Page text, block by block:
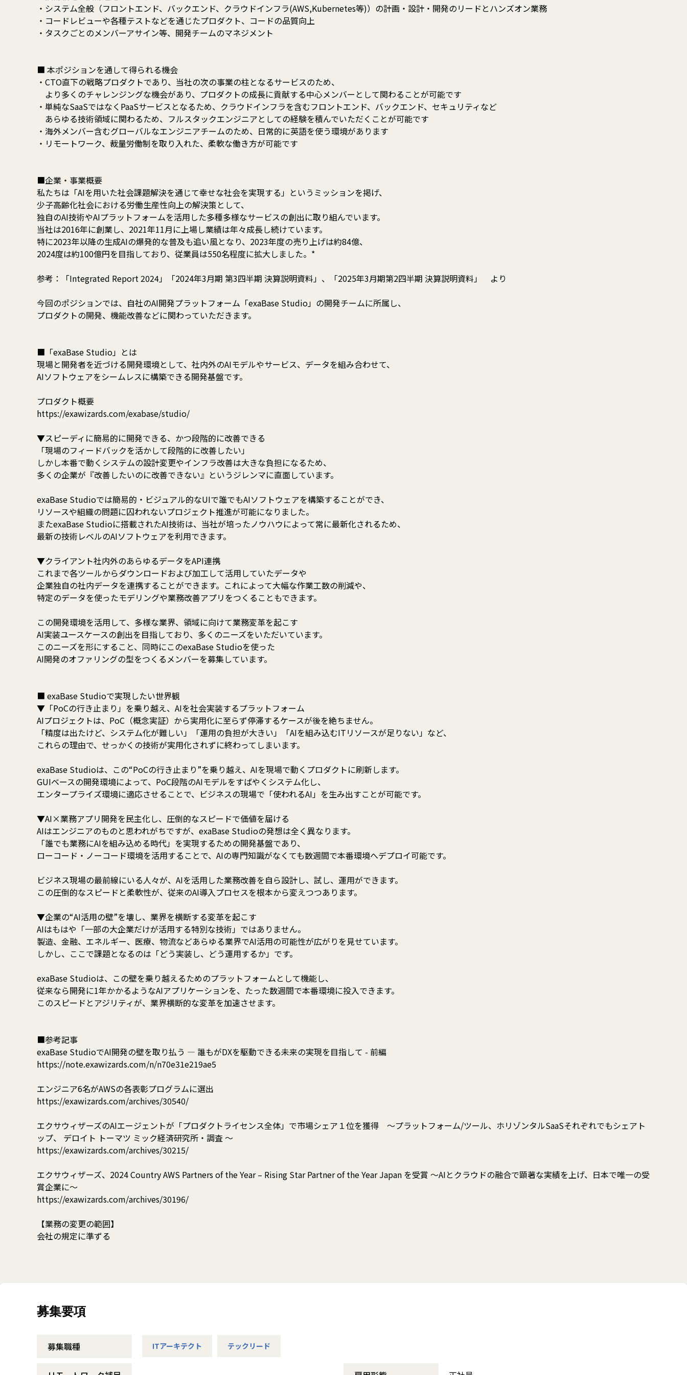
・システム全般（フロントエンド、バックエンド、クラウドインフラ(AWS,Kubernetes等)）の計画・設計・開発のリードとハンズオン業務
・コードレビューや各種テストなどを通じたプロダクト、コードの品質向上
・タスクごとのメンバーアサイン等、開発チームのマネジメント
■ 本ポジションを通して得られる機会
・CTO直下の戦略プロダクトであり、当社の次の事業の柱となるサービスのため、
より多くのチャレンジングな機会があり、プロダクトの成長に貢献する中心メンバーとして関わることが可能です
・単純なSaaSではなくPaaSサービスとなるため、クラウドインフラを含むフロントエンド、バックエンド、セキュリティなど
あらゆる技術領域に関わるため、フルスタックエンジニアとしての経験を積んでいただくことが可能です
・海外メンバー含むグローバルなエンジニアチームのため、日常的に英語を使う環境があります
・リモートワーク、裁量労働制を取り入れた、柔軟な働き方が可能です
■企業・事業概要
私たちは「AIを用いた社会課題解決を通じて幸せな社会を実現する」というミッションを掲げ、
少子高齢化社会における労働生産性向上の解決策として、
独自のAI技術やAIプラットフォームを活用した多種多様なサービスの創出に取り組んでいます。
当社は2016年に創業し、2021年11月に上場し業績は年々成長し続けています。
特に2023年以降の生成AIの爆発的な普及も追い風となり、2023年度の売り上げは約84億、
2024度は約100億円を目指しており、従業員は550名程度に拡大しました。*
参考：「Integrated Report 2024」「2024年3月期 第3四半期 決算説明資料」、「2025年3月期第2四半期 決算説明資料」 より
今回のポジションでは、自社のAI開発プラットフォーム「exaBase Studio」の開発チームに所属し、
プロダクトの開発、機能改善などに関わっていただきます。
■「exaBase Studio」とは
現場と開発者を近づける開発環境として、社内外のAIモデルやサービス、データを組み合わせて、
AIソフトウェアをシームレスに構築できる開発基盤です。
プロダクト概要
https://exawizards.com/exabase/studio/
▼スピーディに簡易的に開発できる、かつ段階的に改善できる
「現場のフィードバックを活かして段階的に改善したい」
しかし本番で動くシステムの設計変更やインフラ改善は大きな負担になるため、
多くの企業が『改善したいのに改善できない』というジレンマに直面しています。
exaBase Studioでは簡易的・ビジュアル的なUIで誰でもAIソフトウェアを構築することができ、
リソースや組織の問題に囚われないプロジェクト推進が可能になりました。
またexaBase Studioに搭載されたAI技術は、当社が培ったノウハウによって常に最新化されるため、
最新の技術レベルのAIソフトウェアを利用できます。
▼クライアント社内外のあらゆるデータをAPI連携
これまで各ツールからダウンロードおよび加工して活用していたデータや
企業独自の社内データを連携することができます。これによって大幅な作業工数の削減や、
特定のデータを使ったモデリングや業務改善アプリをつくることもできます。
この開発環境を活用して、多様な業界、領域に向けて業務変革を起こす
AI実装ユースケースの創出を目指しており、多くのニーズをいただいています。
このニーズを形にすること、同時にこのexaBase Studioを使った
AI開発のオファリングの型をつくるメンバーを募集しています。
■ exaBase Studioで実現したい世界観
▼「PoCの行き止まり」を乗り越え、AIを社会実装するプラットフォーム
AIプロジェクトは、PoC（概念実証）から実用化に至らず停滞するケースが後を絶ちません。
「精度は出たけど、システム化が難しい」「運用の負担が大きい」「AIを組み込むITリソースが足りない」など、
これらの理由で、せっかくの技術が実用化されずに終わってしまいます。
exaBase Studioは、この“PoCの行き止まり”を乗り越え、AIを現場で動くプロダクトに刷新します。
GUIベースの開発環境によって、PoC段階のAIモデルをすばやくシステム化し、
エンタープライズ環境に適応させることで、ビジネスの現場で「使われるAI」を生み出すことが可能です。
▼AI×業務アプリ開発を民主化し、圧倒的なスピードで価値を届ける
AIはエンジニアのものと思われがちですが、exaBase Studioの発想は全く異なります。
「誰でも業務にAIを組み込める時代」を実現するための開発基盤であり、
ローコード・ノーコード環境を活用することで、AIの専門知識がなくても数週間で本番環境へデプロイ可能です。
ビジネス現場の最前線にいる人々が、AIを活用した業務改善を自ら設計し、試し、運用ができます。
この圧倒的なスピードと柔軟性が、従来のAI導入プロセスを根本から変えつつあります。
▼企業の“AI活用の壁”を壊し、業界を横断する変革を起こす
AIはもはや「一部の大企業だけが活用する特別な技術」ではありません。
製造、金融、エネルギー、医療、物流などあらゆる業界でAI活用の可能性が広がりを見せています。
しかし、ここで課題となるのは「どう実装し、どう運用するか」です。
exaBase Studioは、この壁を乗り越えるためのプラットフォームとして機能し、
従来なら開発に1年かかるようなAIアプリケーションを、たった数週間で本番環境に投入できます。
このスピードとアジリティが、業界横断的な変革を加速させます。
■参考記事
exaBase StudioでAI開発の壁を取り払う ― 誰もがDXを駆動できる未来の実現を目指して - 前編
https://note.exawizards.com/n/n70e31e219ae5
エンジニア6名がAWSの各表彰プログラムに選出
https://exawizards.com/archives/30540/
エクサウィザーズのAIエージェントが「プロダクトライセンス全体」で市場シェア１位を獲得 ～プラットフォーム/ツール、ホリゾンタルSaaSそれぞれでもシェアト
ップ、 デロイト トーマツ ミック経済研究所・調査 〜
https://exawizards.com/archives/30215/
エクサウィザーズ、2024 Country AWS Partners of the Year – Rising Star Partner of the Year Japan を受賞 〜AIとクラウドの融合で顕著な実績を上げ、日本で唯一の受
賞企業に〜
https://exawizards.com/archives/30196/
【業務の変更の範囲】
会社の規定に準ずる
募集要項
募集職種 ITアーキテクト テックリード